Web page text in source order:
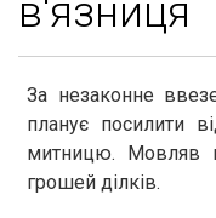
в'язниця
За незаконне
планує посилити
митницю. Мовляв
грошей ділків.